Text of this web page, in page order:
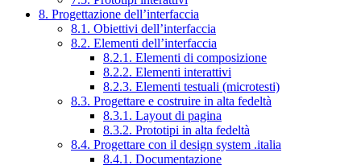
8. Progettazione dell’interfaccia
8.1. Obiettivi dell’interfaccia
8.2. Elementi dell’interfaccia
8.2.1. Elementi di composizione
8.2.2. Elementi interattivi
8.2.3. Elementi testuali (microtesti)
8.3. Progettare e costruire in alta fedeltà
8.3.1. Layout di pagina
8.3.2. Prototipi in alta fedeltà
8.4. Progettare con il design system .italia
8.4.1. Documentazione